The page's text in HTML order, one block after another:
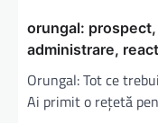
orungal:
administrare,
Orungal: Tot ce
Ai primit o rețetă